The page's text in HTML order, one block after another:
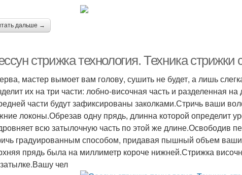
дальше →
стрижка технология. Техника стрижки
мастер вымоет вам голову, сушить не будет, а лишь
их на три части: лобно-височная часть и разделенная
части будут зафиксированы заколками.Стричь ваши
локоны.Обрезав одну прядь, длинна которой определит
всю затылочную часть по этой же длине.Освободив
градуированным способом, придавая пышный объем
прядь была на миллиметр короче нижней.Стрижка
чел